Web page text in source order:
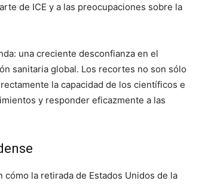
de ICE y a las preocupaciones sobre la
una creciente desconfianza en el
sanitaria global. Los recortes no son sólo
la capacidad de los científicos e
y responder eficazmente a las
la retirada de Estados Unidos de la